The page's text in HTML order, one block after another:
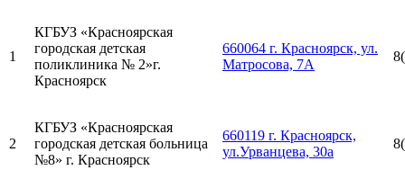
1
КГБУЗ «Красноярская
городская детская
поликлиника № 2»г.
Красноярск
660064 г. Красноярск, ул.
Матросова, 7А
2
КГБУЗ «Красноярская
городская детская больница
№8» г. Красноярск
660119 г. Красноярск,
ул.Урванцева, 30а